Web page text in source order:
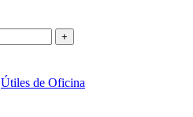
Útiles de Oficina